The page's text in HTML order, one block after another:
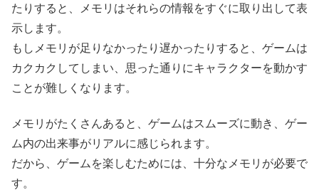
たりすると、メモリはそれらの情報をすぐに取り出して表
示します。
もしメモリが足りなかったり遅かったりすると、ゲームは
カクカクしてしまい、思った通りにキャラクターを動かす
ことが難しくなります。
メモリがたくさんあると、ゲームはスムーズに動き、ゲー
ム内の出来事がリアルに感じられます。
だから、ゲームを楽しむためには、十分なメモリが必要で
す。